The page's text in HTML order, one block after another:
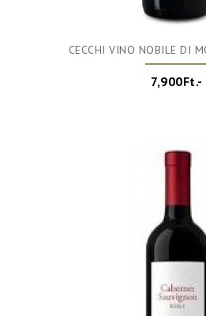
CECCHI VINO NOBILE DI
7,900Ft.-